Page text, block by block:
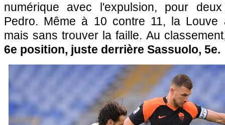
numérique avec l'expulsion, pour
Pedro. Même à 10 contre 11, la Louve
mais sans trouver la faille. Au
6e position, juste derrière Sassuolo, 5e.